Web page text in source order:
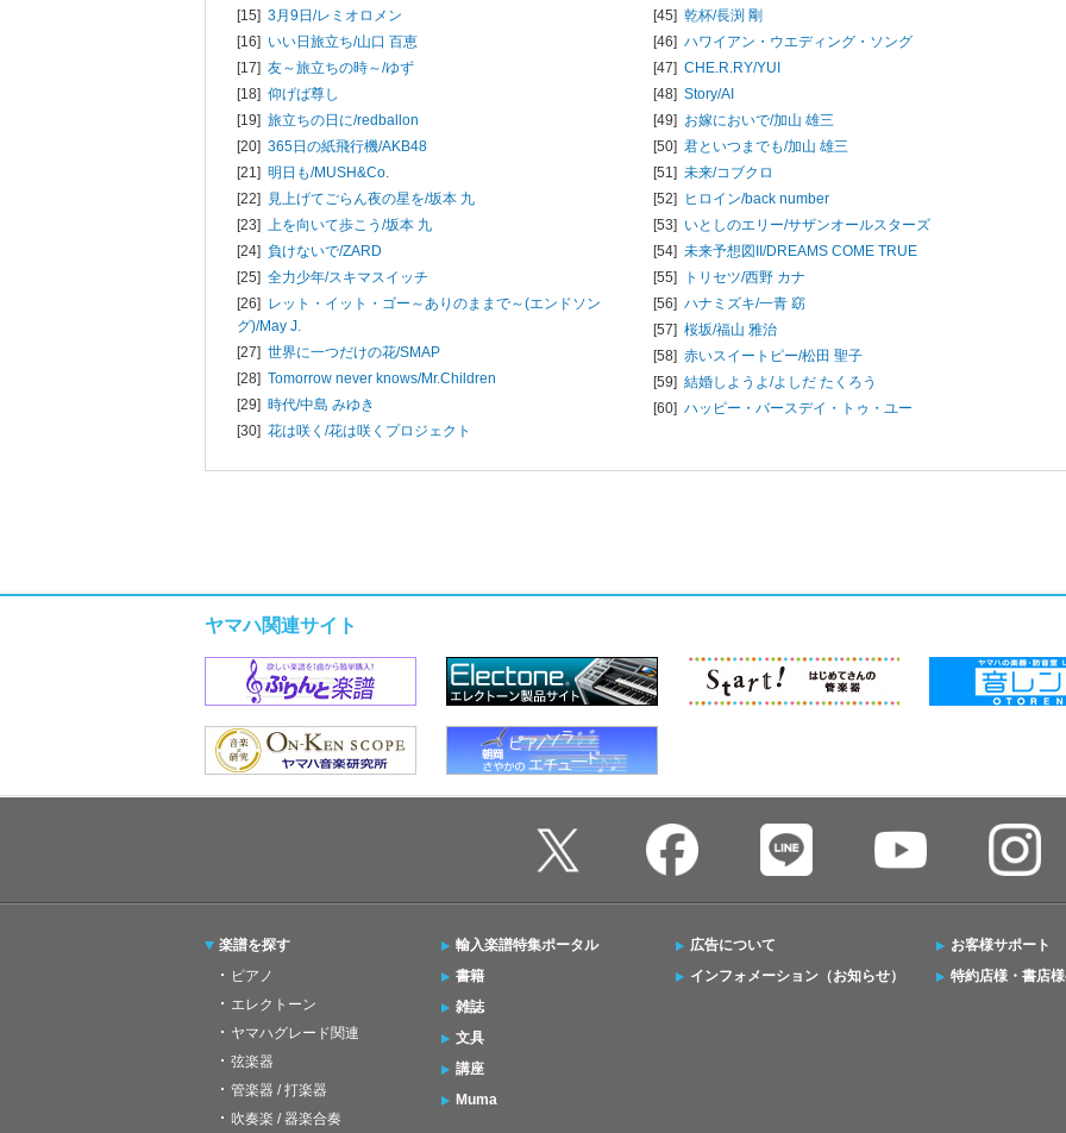
[15] 3月9日/レミオロメン
[16] いい日旅立ち/山口 百恵
[17] 友～旅立ちの時～/ゆず
[18] 仰げば尊し
[19] 旅立ちの日に/redballon
[20] 365日の紙飛行機/AKB48
[21] 明日も/MUSH&Co.
[22]
見上げてごらん夜の星を/坂本 九
[23] 上を向いて歩こう/坂本 九
[24] 負けないで/ZARD
[25] 全力少年/スキマスイッチ
[26] レット・イット・ゴー～ありのままで～(エンドソン
グ)/May J.
[27] 世界に一つだけの花/SMAP
[28] Tomorrow never knows/Mr.Children
[29] 時代/中島 みゆき
[30] 花は咲く/花は咲くプロジェクト
[45] 乾杯/長渕 剛
[46] ハワイアン・ウエディング・ソング
[47] CHE.R.RY/YUI
[48] Story/AI
[49] お嫁においで/加山 雄三
[50] 君といつまでも/加山 雄三
[51] 未来/コブクロ
[52]
ヒロイン/back number
[53] いとしのエリー/サザンオールスターズ
[54] 未来予想図II/DREAMS COME TRUE
[55]
トリセツ/西野 カナ
[56] ハナミズキ/一青 窈
[57] 桜坂/福山 雅治
[58] 赤いスイートピー/松田 聖子
[59] 結婚しようよ/よしだ たくろう
[60] ハッピー・バースデイ・トゥ・ユー
ヤマハ関連サイト
楽譜を探す
ピアノ
エレクトーン
ヤマハグレード関連
弦楽器
管楽器 / 打楽器
吹奏楽 / 器楽合奏
輸入楽譜特集ポータル
書籍
雑誌
文具
講座
Muma
広告について
インフォメーション（お知らせ）
お客様サポート
特約店様・書店